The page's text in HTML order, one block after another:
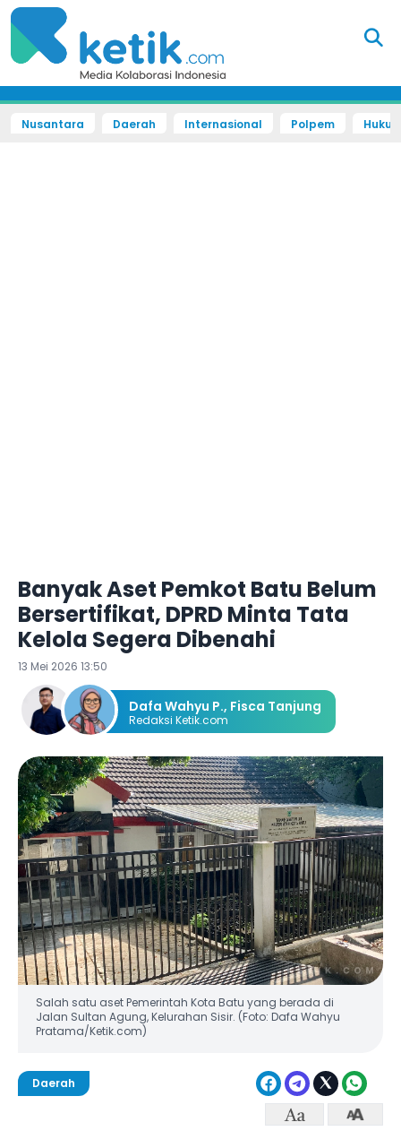
Nusantara Daerah Internasional Polpem
Banyak Aset Pemkot Batu Belum
Bersertifikat, DPRD Minta Tata
Kelola Segera Dibenahi
13 Mei 2026 13:50
Dafa Wahyu P., Fisca Tanjung
Redaksi Ketik.com
Salah satu aset Pemerintah Kota Batu yang berada di
Jalan Sultan Agung, Kelurahan Sisir. (Foto: Dafa Wahyu
Pratama/Ketik.com)
Daerah